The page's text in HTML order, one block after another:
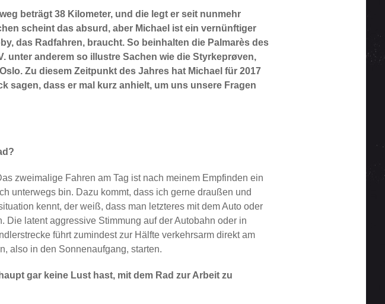
beträgt 38 Kilometer, und die legt er seit nunmehr
scheint das absurd, aber Michael ist ein vernünftiger
das Radfahren, braucht. So beinhalten die Palmarès des
unter anderem so illustre Sachen wie die Styrkeprøven,
Zu diesem Zeitpunkt des Jahres hat Michael für 2017
sagen, dass er mal kurz anhielt, um uns unsere Fragen
zweimalige Fahren am Tag ist nach meinem Empfinden ein
unterwegs bin. Dazu kommt, dass ich gerne draußen und
kennt, der weiß, dass man letzteres mit dem Auto oder
latent aggressive Stimmung auf der Autobahn oder in
führt zumindest zur Hälfte verkehrsarm direkt am
also in den Sonnenaufgang, starten.
gar keine Lust hast, mit dem Rad zur Arbeit zu